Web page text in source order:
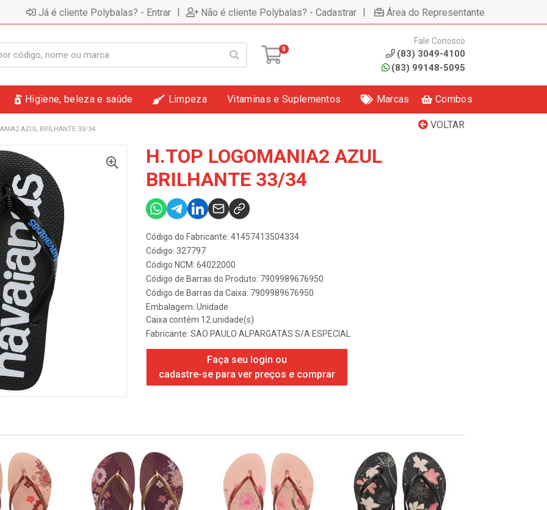
Já é cliente Polybalas? - Entrar | Não é cliente Polybalas? - Cadastrar | Área do Representante
0
Fale Conosco
(83) 3049-4100
(83) 99148-5095
Higiene, beleza e saúde Limpeza Vitaminas e Suplementos Marcas Combos
VOLTAR
AZUL BRILHANTE 33/34
H.TOP LOGOMANIA2 AZUL
BRILHANTE 33/34
Código do Fabricante: 41457413504334
Código: 327797
Código NCM: 64022000
Código de Barras do Produto: 7909989676950
Código de Barras da Caixa: 7909989676950
Embalagem: Unidade
Caixa contém 12 unidade(s)
Fabricante: SAO PAULO ALPARGATAS S/A ESPECIAL
Faça seu login ou
cadastre-se para ver preços e comprar